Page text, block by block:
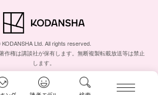
Ltd. All rights reserved.
作権は講談社が保有します。無断複製転載放送等は禁止
します。